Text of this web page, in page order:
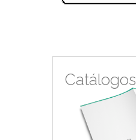
Catálogos